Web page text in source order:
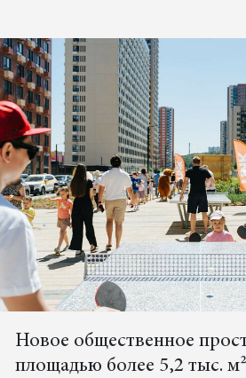
Новое общественное
площадью более 5,2 тыс.